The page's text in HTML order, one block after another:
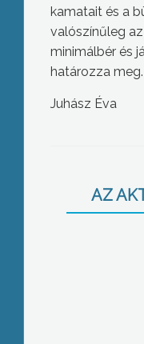
kamatait és a
valószínűleg
minimálbér és
határozza meg.
Juhász Éva
AZ